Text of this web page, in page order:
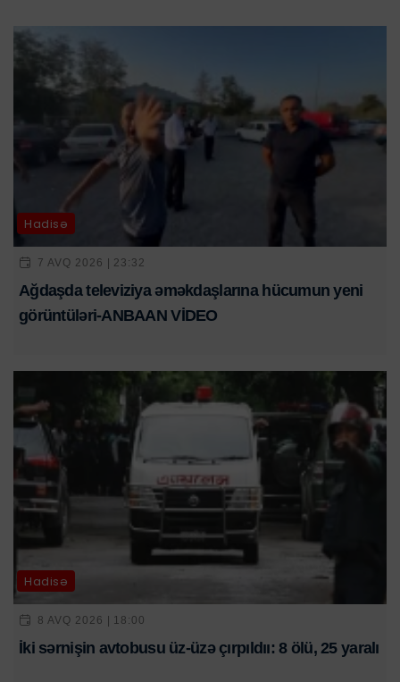
Hadisə
7 AVQ 2026 | 23:32
Ağdaşda televiziya əməkdaşlarına hücumun yeni
görüntüləri-ANBAAN VİDEO
Hadisə
8 AVQ 2026 | 18:00
İki sərnişin avtobusu üz-üzə çırpıldıı: 8 ölü, 25 yaralı